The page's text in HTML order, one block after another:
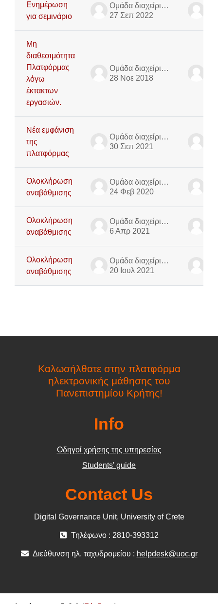
Ενημέρωση
για σεμινάριο
Ομάδα διαχείρισης πλατφόρμας τηλε-εκπαίδευσης
27 Σεπ 2022
Μη
διαθεσιμότητα
Πλατφόρμας
λόγω
έκτακτων
εργασιών.
Ομάδα διαχείρισης πλατφόρμας τηλε-εκπαίδευσης
28 Νοε 2018
Νέα εμφάνιση
της
πλατφόρμας
Ομάδα διαχείρισης πλατφόρμας τηλε-εκπαίδευσης
30 Σεπ 2021
Ολοκλήρωση
αναβάθμισης
Ομάδα διαχείρισης πλατφόρμας τηλε-εκπαίδευσης
24 Φεβ 2020
Ολοκλήρωση
αναβάθμισης
Ομάδα διαχείρισης πλατφόρμας τηλε-εκπαίδευσης
6 Απρ 2021
Ολοκλήρωση
αναβάθμισης
Ομάδα διαχείρισης πλατφόρμας τηλε-εκπαίδευσης
20 Ιουλ 2021
Καλωσήλθατε στην πλατφόρμα
ηλεκτρονικής μάθησης του
Πανεπιστημίου Κρήτης!
Info
Οδηγοί χρήσης της υπηρεσίας
Students' guide
Contact Us
Digital Governance Unit, University of Crete
Τηλέφωνο : 2810-393312
Διεύθυνση ηλ. ταχυδρομείου : helpdesk@uoc.gr